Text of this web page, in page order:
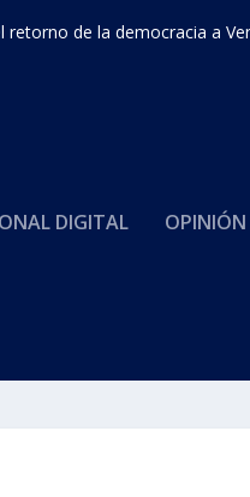
retorno de la democracia a
DIGITAL OPINIÓN